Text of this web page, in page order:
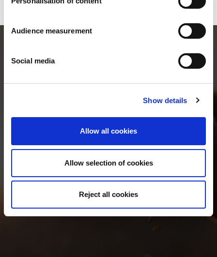
Audience measurement
Social media
Show details
Allow all cookies
Allow selection of cookies
Reject all cookies
TEAM &
CONTACT